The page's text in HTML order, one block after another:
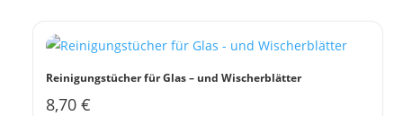
Reinigungstücher für Glas – und Wischerblätter
8,70€